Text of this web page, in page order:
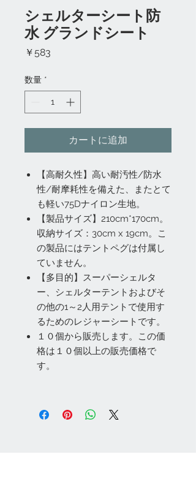
シェルターシート防
水 グランドシート
￥583
数量 *
カートに追加
【高耐久性】高い耐汚性/防水
性/耐摩耗性を備えた、またとて
も軽い75Dナイロン生地。
【製品サイズ】210cm*170cm。
収納サイズ：30cm x 19cm。こ
の製品にはテントペグは付属し
ていません。
【多目的】スーパーシェルタ
ー、シェルターテントおよびそ
の他の1～2人用テントで使用す
るためのレジャーシートです。
１０個から販売します。この価
格は１０個以上の販売価格で
す。